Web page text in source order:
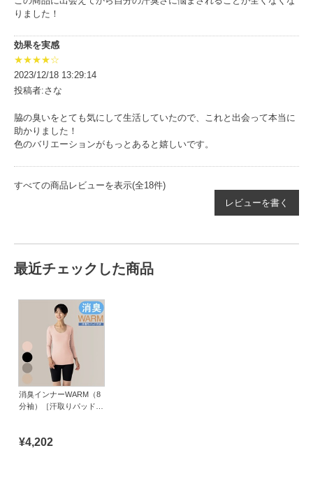
りました！
効果を実感
★★★★☆
2023/12/18 13:29:14
投稿者:さな
脇の臭いをとても気にして生活していたので、これと出会って本当に
助かりました！
色のバリエーションがもっとあると嬉しいです。
すべての商品レビューを表示(全18件)
レビューを書く
最近チェックした商品
消臭インナーWARM（8
分袖）［汗取りパッド付
¥4,202